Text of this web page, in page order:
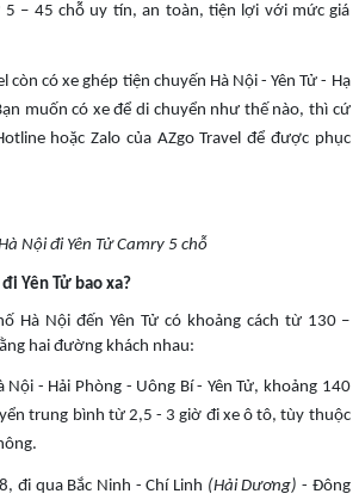
5 – 45 chỗ uy tín, an toàn, tiện lợi với mức giá
còn có xe ghép tiện chuyến Hà Nội - Yên Tử - Hạ
muốn có xe để di chuyển như thế nào, thì cứ
hoặc Zalo của AZgo Travel để được phục
Nội đi Yên Tử Camry 5 chỗ
Yên Tử bao xa?
Hà Nội đến Yên Tử có khoảng cách từ 130 –
hai đường khách nhau:
- Hải Phòng - Uông Bí - Yên Tử, khoảng 140
trung bình từ 2,5 - 3 giờ đi xe ô tô, tùy thuộc
đi qua Bắc Ninh - Chí Linh (Hải Dương) - Đông